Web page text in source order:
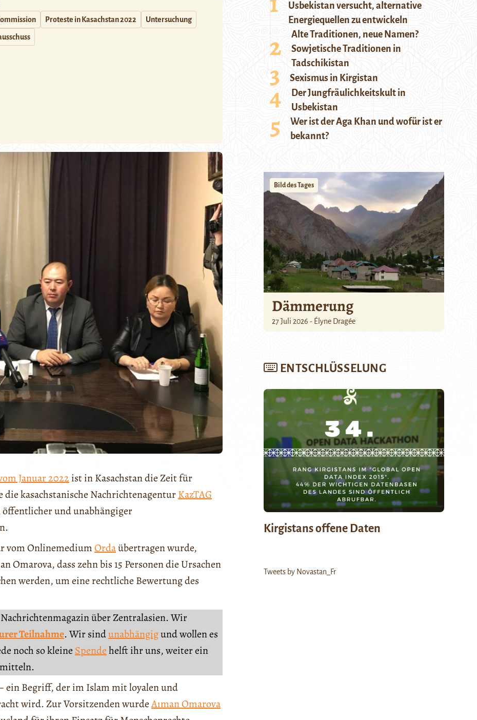
Proteste in Kasachstan 2022 Untersuchung
Januar 2022 ist in Kasachstan die Zeit für
kasachstanische NachrichtenagenturKazTAG
und unabhängiger
vom OnlinemediumOrdaübertragen wurde,
Omarova, dass zehn bis 15 Personen die Ursachen
werden, um eine rechtliche Bewertung des
über Zentralasien. Wir
Teilnahme. Wir sindunabhängigund wollen es
noch so kleine Spendehelft ihr uns, weiter ein
ein Begriff, der im Islam mit loyalen und
wird. Zur Vorsitzenden wurdeAıman Omarova
Usbekistan versucht, alternative
Energiequellen zu entwickeln
Alte Traditionen, neue Namen?
Sowjetische Traditionen in
Tadschikistan
Sexismus in Kirgistan
Der Jungfräulichkeitskult in
Usbekistan
Wer ist der Aga Khan und wofür ist er
bekannt?
Bild des Tages
Dämmerung
27 Juli 2026 - Élyne Dragée
ENTSCHLÜSSELUNG
Kirgistans offene Daten
Tweets by Novastan_Fr